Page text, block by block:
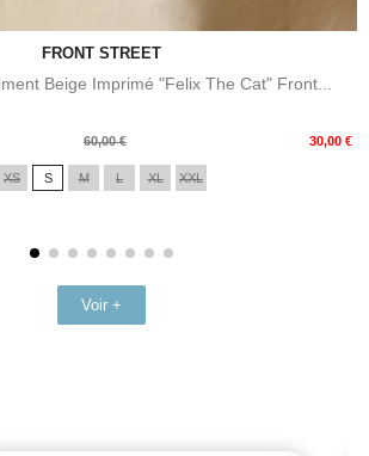
FRONT STREET
Beige Imprimé "Felix The Cat" Front...
60,00 € 30,00 €
XS S M L XL XXL
Voir +